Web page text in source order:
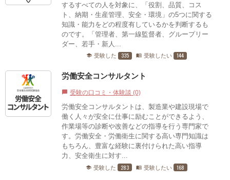
するすべての人を対象に、「役割、品質、コス
ト、納期・生産管理、安全・環境」の5つに関する
知識・能力をどの程度有しているかを判断するも
のです。「管理者、第一線監督者、グループリー
ダー、若手・新人...
school 受験した 335 menu_book 受験したい 144
労働安全コンサルタント
chat_bubble 受験の口コミ・体験談 (0)
労働安全コンサルタントは、製造業や建設現場で
働く人々が安全に仕事に励むことができるよう、
作業場等の診断や改善などの指導を行う専門家で
す。労働安全・労働衛生に関する高い専門知識は
もちろん、豊富な経験に裏付けられた高い指導
力、安全衛生に対す...
school 受験した 283 menu_book 受験したい 168